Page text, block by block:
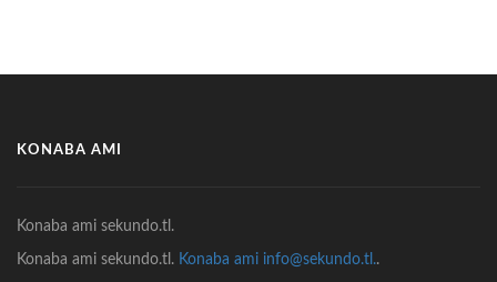
KONABA AMI
Konaba ami sekundo.tl.
Konaba ami sekundo.tl. Konaba ami info@sekundo.tl..